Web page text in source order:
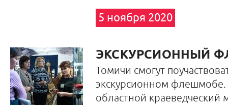
5 ноября 2020
ЭКСКУРСИОННЫЙ
Томичи смогут
экскурсионном флешмобе.
областной краеведческий